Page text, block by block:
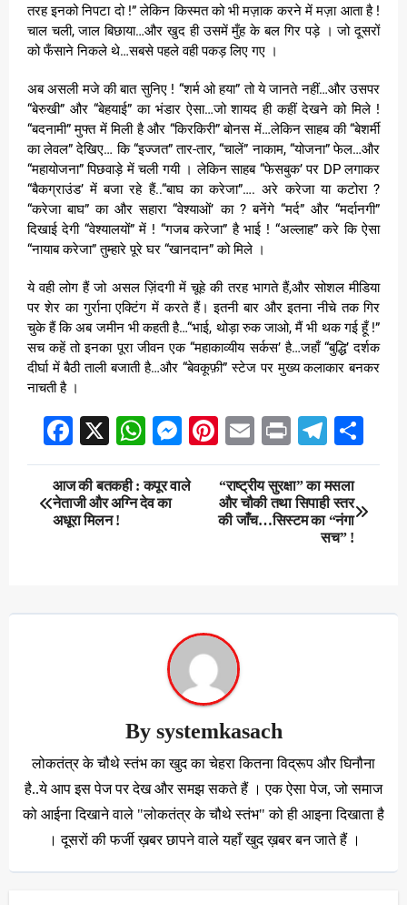
तरह इनको निपटा दो !” लेकिन किस्मत को भी मज़ाक करने में मज़ा आता है !
चाल चली, जाल बिछाया…और खुद ही उसमें मुँह के बल गिर पड़े । जो दूसरों
को फँसाने निकले थे…सबसे पहले वही पकड़ लिए गए ।
अब असली मजे की बात सुनिए ! “शर्म ओ हया” तो ये जानते नहीं…और उसपर
“बेरुखी” और “बेहयाई” का भंडार ऐसा…जो शायद ही कहीं देखने को मिले !
“बदनामी” मुफ्त में मिली है और “किरकिरी” बोनस में…लेकिन साहब की “बेशर्मी
का लेवल” देखिए… कि “इज्जत” तार-तार, “चालें” नाकाम, “योजना” फेल…और
“महायोजना” पिछवाड़े में चली गयी । लेकिन साहब “फेसबुक’ पर DP लगाकर
“बैकग्राउंड’ में बजा रहे हैं..“बाघ का करेजा”…. अरे करेजा या कटोरा ?
“करेजा बाघ” का और सहारा “वेश्याओं’ का ? बनेंगे “मर्द” और “मर्दानगी”
दिखाई देगी “वेश्यालयों” में ! “गजब करेजा” है भाई ! “अल्लाह” करे कि ऐसा
“नायाब करेजा” तुम्हारे पूरे घर “खानदान” को मिले ।
ये वही लोग हैं जो असल ज़िंदगी में चूहे की तरह भागते हैं,और सोशल मीडिया
पर शेर का गुर्राना एक्टिंग में करते हैं। इतनी बार और इतना नीचे तक गिर
चुके हैं कि अब जमीन भी कहती है…“भाई, थोड़ा रुक जाओ, मैं भी थक गई हूँ !”
सच कहें तो इनका पूरा जीवन एक “महाकाव्यीय सर्कस’ है…जहाँ “बुद्धि’ दर्शक
दीर्घा में बैठी ताली बजाती है…और “बेवकूफ़ी” स्टेज पर मुख्य कलाकार बनकर
नाचती है ।
Facebook
X WhatsApp
Messenger
Pinterest
EmailPrint
Post
navigation
आज की बतकही : कपूर वाले
नेताजी और अग्नि देव का
अधूरा मिलन !
“राष्ट्रीय सुरक्षा” का मसला
और चौकी तथा सिपाही स्तर
की जाँच…सिस्टम का “नंगा
सच” !
By systemkasach
लोकतंत्र के चौथे स्तंभ का खुद का चेहरा कितना विद्रूप और घिनौना
है..ये आप इस पेज पर देख और समझ सकते हैं । एक ऐसा पेज, जो समाज
को आईना दिखाने वाले "लोकतंत्र के चौथे स्तंभ" को ही आइना दिखाता है
। दूसरों की फर्जी ख़बर छापने वाले यहाँ खुद ख़बर बन जाते हैं ।